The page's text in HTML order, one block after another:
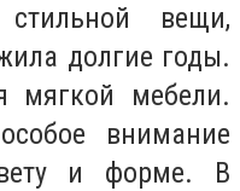
стильной вещи,
долгие годы.
мягкой мебели.
внимание
и форме. В